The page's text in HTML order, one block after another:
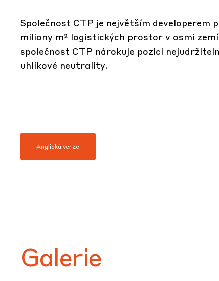
Společnost CTP je největším developerem
miliony m² logistických prostor v osmi
společnost CTP nárokuje pozici
uhlíkové neutrality.
Anglická verze
Galerie